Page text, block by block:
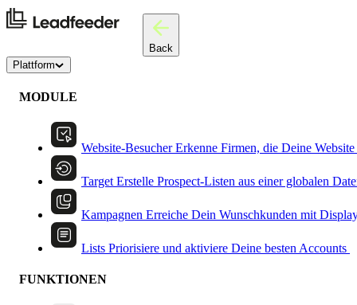
Back
Plattform
MODULE
Website-BesucherErkenne Firmen, die Deine Website
Target Erstelle Prospect-Listen aus einer globalen
Kampagnen Erreiche Dein Wunschkunden mit
Lists Priorisiere und aktiviere Deine besten Accounts
FUNKTIONEN